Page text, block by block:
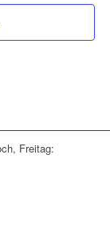
Freitag: